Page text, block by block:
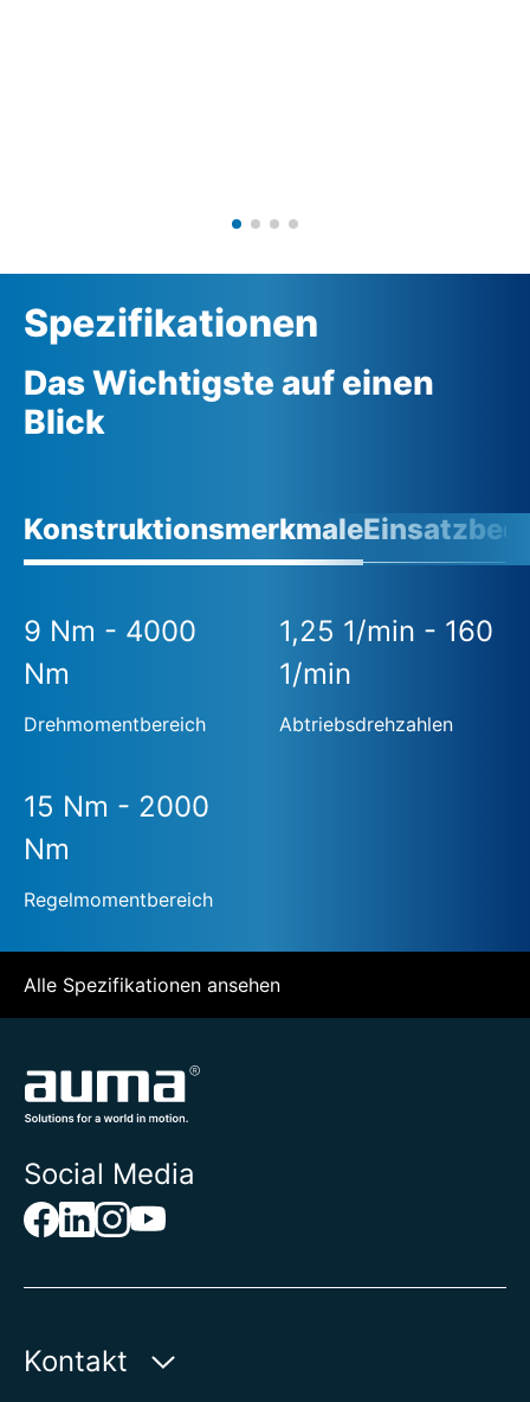
Spezifikationen
Das Wichtigste auf einen
Blick
Konstruktionsmerkmale
9 Nm - 4000
Nm
Drehmomentbereich
1,25 1/min - 160
1/min
Abtriebsdrehzahlen
15 Nm - 2000
Nm
Regelmomentbereich
Alle Spezifikationen ansehen
Social Media
Kontakt